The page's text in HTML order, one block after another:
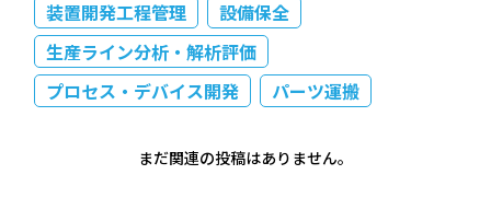
装置開発工程管理
設備保全
生産ライン分析・解析評価
プロセス・デバイス開発
パーツ運搬
まだ関連の投稿はありません。